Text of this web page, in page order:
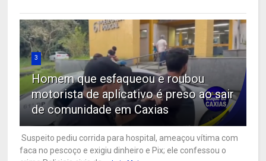
3
Homem que esfaqueou e roubou
motorista de aplicativo é preso ao sair
de comunidade em Caxias
Suspeito pediu corrida para hospital, ameaçou vítima com
faca no pescoço e exigiu dinheiro e Pix; ele confessou o